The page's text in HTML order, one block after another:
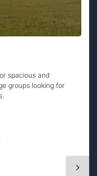
spacious and
groups looking for